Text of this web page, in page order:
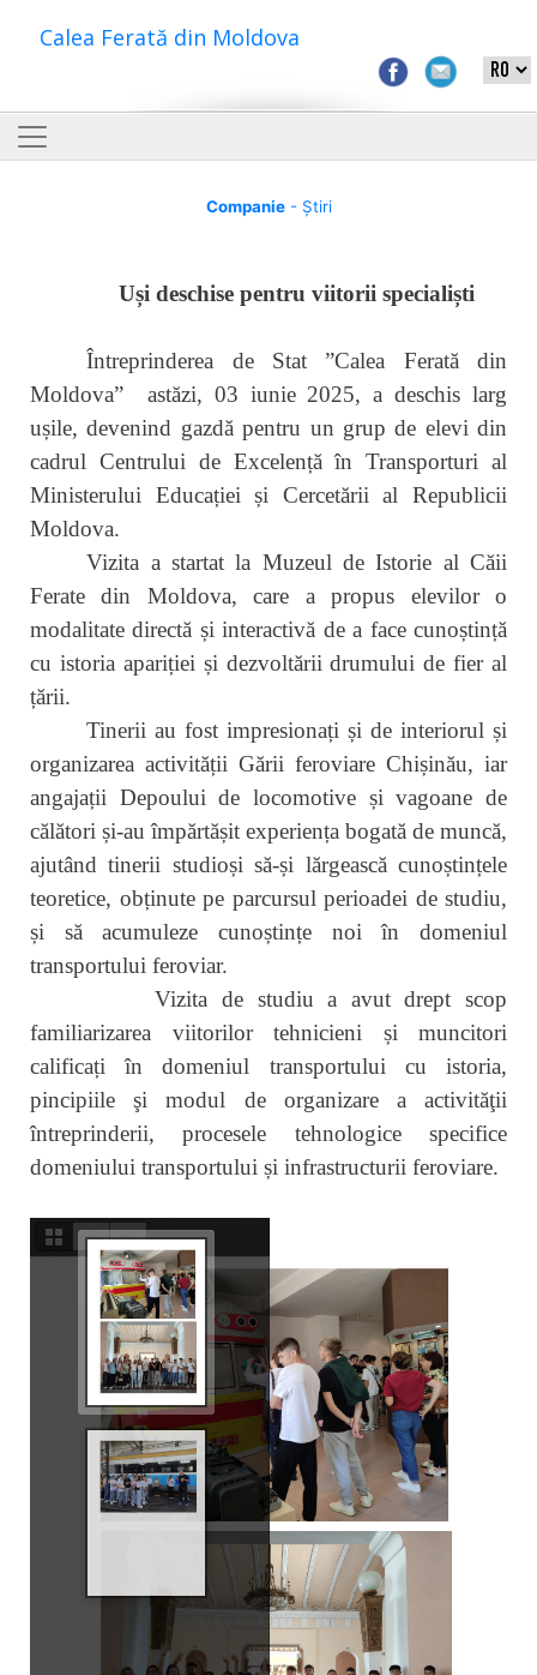
Calea Ferată din Moldova
Companie- Știri
Uși deschise pentru viitorii specialiști
Întreprinderea de Stat ”Calea Ferată din
Moldova” astăzi, 03 iunie 2025, a deschis larg
ușile, devenind gazdă pentru un grup de elevi din
cadrul Centrului de Excelență în Transporturi al
Ministerului Educației și Cercetării al Republicii
Moldova.
Vizita a startat la Muzeul de Istorie al Căii
Ferate din Moldova, care a propus elevilor o
modalitate directă și interactivă de a face cunoștință
cu istoria apariției și dezvoltării drumului de fier al
țării.
Tinerii au fost impresionați și de interiorul și
organizarea activității Gării feroviare Chișinău, iar
angajații Depoului de locomotive și vagoane de
călători și-au împărtășit experiența bogată de muncă,
ajutând tinerii studioși să-și lărgească cunoștințele
teoretice, obținute pe parcursul perioadei de studiu,
și să acumuleze cunoștințe noi în domeniul
transportului feroviar.
Vizita de studiu a avut drept scop
familiarizarea viitorilor tehnicieni și muncitori
calificați în domeniul transportului cu istoria,
pincipiile şi modul de organizare a activităţii
întreprinderii, procesele tehnologice specifice
domeniului transportului și infrastructurii feroviare.